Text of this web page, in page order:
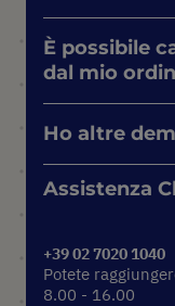
È possibile
dal mio
Ho altre
Assistenza
+39 02 7020 1040
Potete
8.00 - 16.00